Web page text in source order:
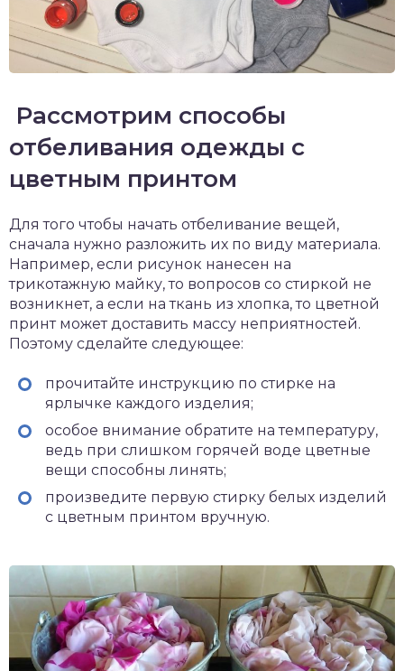
Рассмотрим способы
отбеливания одежды с
цветным принтом
Для того чтобы начать отбеливание вещей,
сначала нужно разложить их по виду материала.
Например, если рисунок нанесен на
трикотажную майку, то вопросов со стиркой не
возникнет, а если на ткань из хлопка, то цветной
принт может доставить массу неприятностей.
Поэтому сделайте следующее:
прочитайте инструкцию по стирке на
ярлычке каждого изделия;
особое внимание обратите на температуру,
ведь при слишком горячей воде цветные
вещи способны линять;
произведите первую стирку белых изделий
с цветным принтом вручную.